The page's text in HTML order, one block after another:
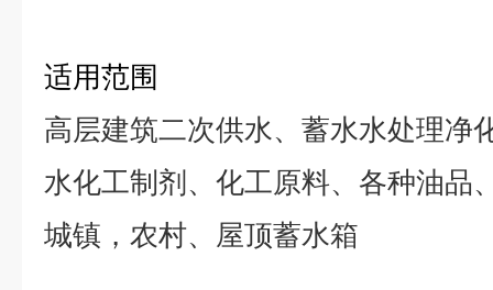
适用范围
高层建筑二次供水、蓄水水处理净
水化工制剂、化工原料、各种油品
城镇，农村、屋顶蓄水箱